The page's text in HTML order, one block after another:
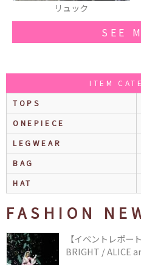
バングル
SEE
ITEM
TOPS
ONEPIECE
LEGWEAR
BAG
HAT
FASHION
【イベントレポー
BRIGHT / ALICE